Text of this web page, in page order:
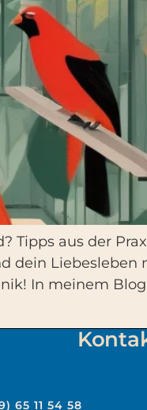
Tipps aus der
dein Liebesleben
In meinem
65 11 54 58